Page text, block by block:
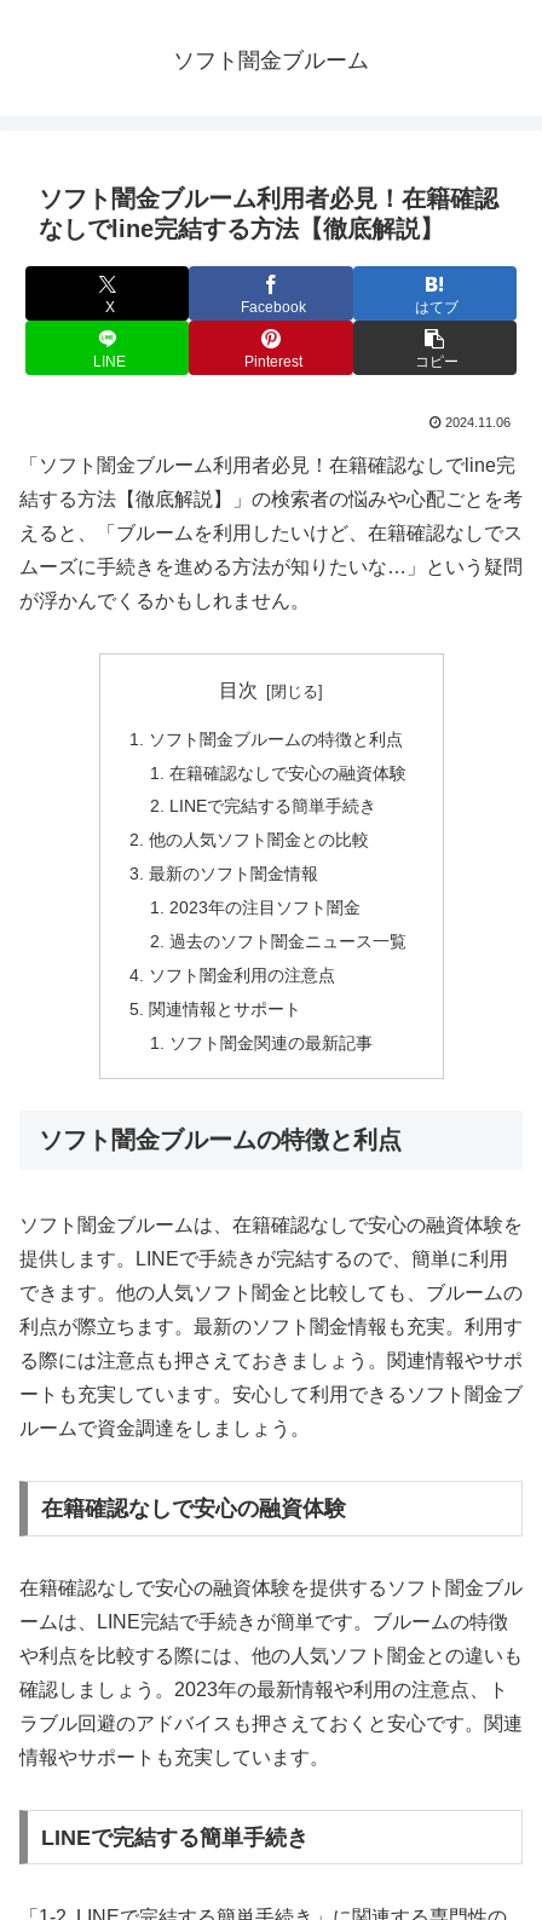
ソフト闇金ブルーム
ソフト闇金ブルーム利用者必見！在籍確認
なしでline完結する方法【徹底解説】
X Facebook はてブ
LINE Pinterest コピー
2024.11.06
「ソフト闇金ブルーム利用者必見！在籍確認なしでline完
結する方法【徹底解説】」の検索者の悩みや心配ごとを考
えると、「ブルームを利用したいけど、在籍確認なしでス
ムーズに手続きを進める方法が知りたいな…」という疑問
が浮かんでくるかもしれません。
目次
ソフト闇金ブルームの特徴と利点
在籍確認なしで安心の融資体験
LINEで完結する簡単手続き
他の人気ソフト闇金との比較
最新のソフト闇金情報
2023年の注目ソフト闇金
過去のソフト闇金ニュース一覧
ソフト闇金利用の注意点
関連情報とサポート
ソフト闇金関連の最新記事
ソフト闇金ブルームの特徴と利点
ソフト闇金ブルームは、在籍確認なしで安心の融資体験を
提供します。LINEで手続きが完結するので、簡単に利用
できます。他の人気ソフト闇金と比較しても、ブルームの
利点が際立ちます。最新のソフト闇金情報も充実。利用す
る際には注意点も押さえておきましょう。関連情報やサポ
ートも充実しています。安心して利用できるソフト闇金ブ
ルームで資金調達をしましょう。
在籍確認なしで安心の融資体験
在籍確認なしで安心の融資体験を提供するソフト闇金ブル
ームは、LINE完結で手続きが簡単です。ブルームの特徴
や利点を比較する際には、他の人気ソフト闇金との違いも
確認しましょう。2023年の最新情報や利用の注意点、ト
ラブル回避のアドバイスも押さえておくと安心です。関連
情報やサポートも充実しています。
LINEで完結する簡単手続き